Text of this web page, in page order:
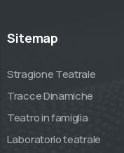
Sitemap
Stragione Teatrale
Tracce Dinamiche
Teatro in famiglia
Laboratorio teatrale